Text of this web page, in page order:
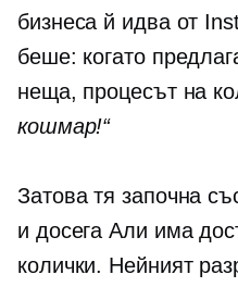
бизнеса й идва от
беше: когато
неща, процесът на
кошмар!“
Затова тя започна
и досега Али има
колички. Нейният